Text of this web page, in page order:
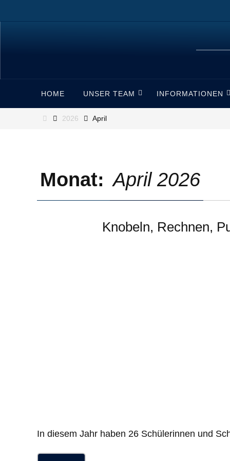
Inhalt
springen
HOME UNSER TEAM INFORMATIONEN
Start2026 April
Monat: April 2026
Knobeln, Rechnen,
In diesem Jahr haben 26 Schülerinnen und